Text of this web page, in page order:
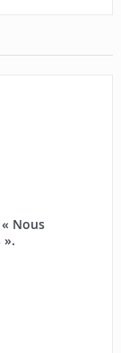
Nous
».